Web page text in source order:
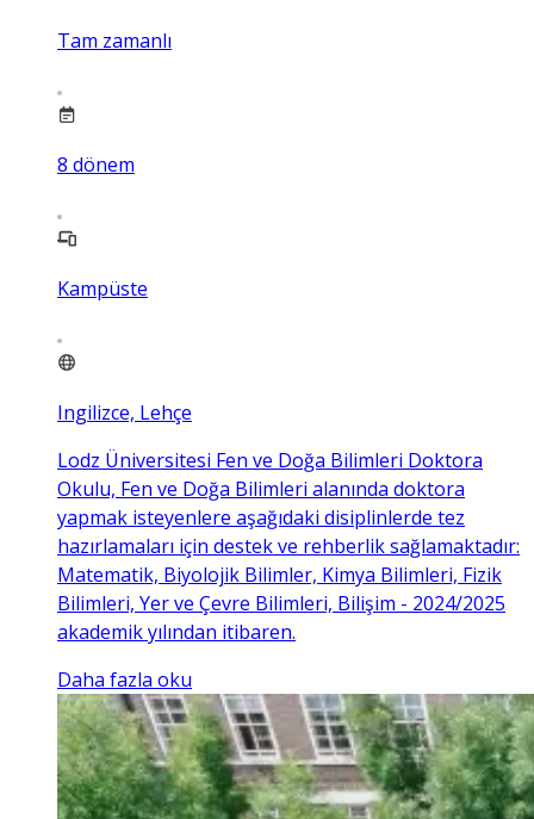
Tam zamanlı
8 dönem
Kampüste
Ingilizce, Lehçe
Lodz Üniversitesi Fen ve Doğa Bilimleri Doktora
Okulu, Fen ve Doğa Bilimleri alanında doktora
yapmak isteyenlere aşağıdaki disiplinlerde tez
hazırlamaları için destek ve rehberlik sağlamaktadır:
Matematik, Biyolojik Bilimler, Kimya Bilimleri, Fizik
Bilimleri, Yer ve Çevre Bilimleri, Bilişim - 2024/2025
akademik yılından itibaren.
Daha fazla oku